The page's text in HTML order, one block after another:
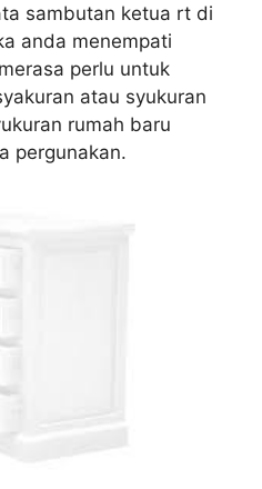
sambutan ketua rt di
anda menempati
perlu untuk
atau syukuran
rumah baru
pergunakan.